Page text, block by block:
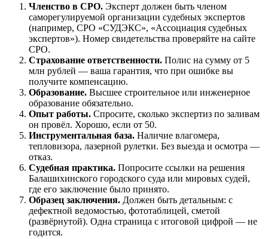
Членство в СРО. Эксперт должен быть членом
саморегулируемой организации судебных экспертов
(например, СРО «СУДЭКС», «Ассоциация судебных
экспертов»). Номер свидетельства проверяйте на сайте
СРО.
Страхование ответственности. Полис на сумму от 5
млн рублей — ваша гарантия, что при ошибке вы
получите компенсацию.
Образование. Высшее строительное или инженерное
образование обязательно.
Опыт работы. Спросите, сколько экспертиз по заливам
он провёл. Хорошо, если от 50.
Инструментальная база. Наличие влагомера,
тепловизора, лазерной рулетки. Без выезда и осмотра —
отказ.
Судебная практика. Попросите ссылки на решения
Балашихинского городского суда или мировых судей,
где его заключение было принято.
Образец заключения. Должен быть детальным: с
дефектной ведомостью, фототаблицей, сметой
(развёрнутой). Одна страница с итоговой цифрой — не
годится.